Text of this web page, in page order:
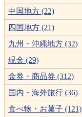
中国地方 (22)
四国地方 (21)
九州・沖縄地方 (32)
現金 (29)
金券・商品券 (312)
国内・海外旅行 (36)
食べ物・お菓子 (121)